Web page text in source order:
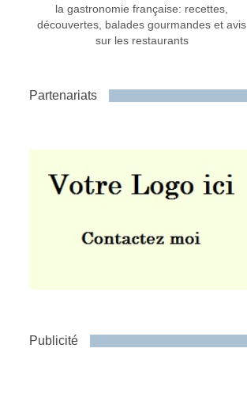
la gastronomie française: recettes,
découvertes, balades gourmandes et avis
sur les restaurants
Partenariats
Publicité